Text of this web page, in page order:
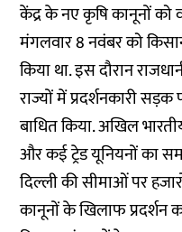
केंद्र के नए कृषि कानूनों
मंगलवार 8 नवंबर को
किया था. इस दौरान
राज्यों में प्रदर्शनकारी
बाधित किया. अखिल
और कई ट्रेड यूनियनों का
दिल्ली की सीमाओं पर
कानूनों के खिलाफ प्रदर्शन